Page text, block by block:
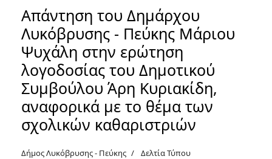
Απάντηση του Δημάρχου
Λυκόβρυσης - Πεύκης Μάριου
Ψυχάλη στην ερώτηση
λογοδοσίας του Δημοτικού
Συμβούλου Άρη Κυριακίδη,
αναφορικά με το θέμα των
σχολικών καθαριστριών
Δήμος Λυκόβρυσης - Πεύκης
Δελτία Τύπου